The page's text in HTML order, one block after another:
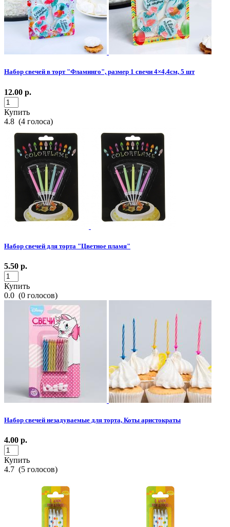
Набор свечей в торт "Фламинго", размер 1 свечи 4×4,4см, 5 шт
12.00 р.
Купить
4.8 (4 голоса)
Набор свечей для торта "Цветное пламя"
5.50 р.
Купить
0.0 (0 голосов)
Набор свечей незадуваемые для торта, Коты аристократы
4.00 р.
Купить
4.7 (5 голосов)